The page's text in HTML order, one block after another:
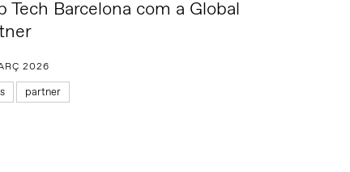
Tech Barcelona com a Global
2026
partner